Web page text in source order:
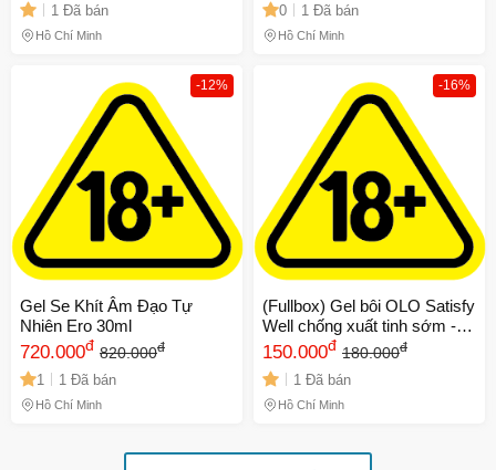
1 Đã bán
Hồ Chí Minh
0 1 Đã bán
Hồ Chí Minh
-12%
Gel Se Khít Âm Đạo Tự
Nhiên Ero 30ml
720.000đ 820.000đ
1 1 Đã bán
Hồ Chí Minh
-16%
(Fullbox) Gel bôi OLO Satisfy
Well chống xuất tinh sớm -
Chai 5ml Chính hãng
150.000đ 180.000đ
1 Đã bán
Hồ Chí Minh